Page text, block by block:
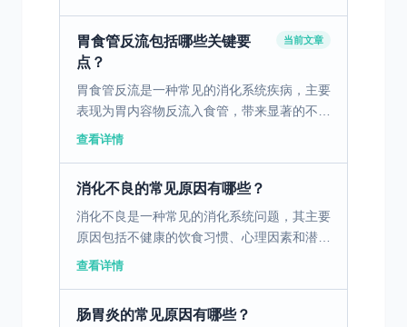
胃食管反流包括哪些关键要
点？
当前文章
胃食管反流是一种常见的消化系统疾病，主要
表现为胃内容物反流入食管，带来显著的不适
和健康风险。 一、胃食管反流的定义与病因
查看详情
消化不良的常见原因有哪些？
消化不良是一种常见的消化系统问题，其主要
原因包括不健康的饮食习惯、心理因素和潜在
的疾病。不健康的饮食习惯，如暴饮暴食、进
查看详情
肠胃炎的常见原因有哪些？